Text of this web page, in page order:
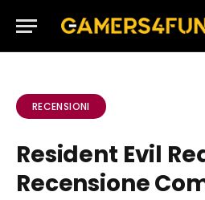
RECENSIONI
Resident Evil
Recensione